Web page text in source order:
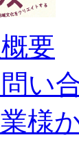
要
い
様